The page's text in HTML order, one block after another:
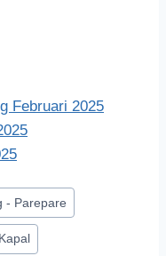
Februari 2025
- Parepare